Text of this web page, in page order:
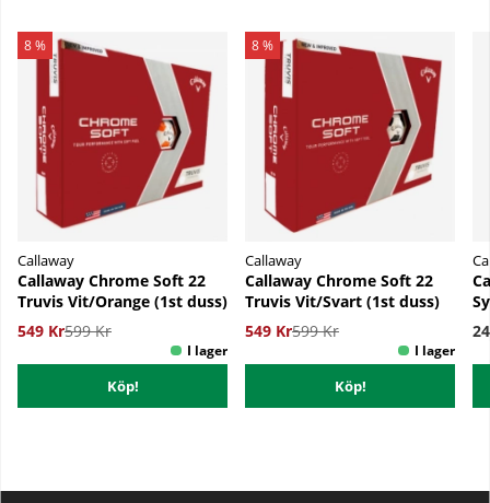
8 %
Callaway
Callaway Chrome Soft 22
Truvis Vit/Orange (1st duss)
549 Kr599 Kr
Köp!
8 %
Callaway
Callaway Chrome Soft 22
Truvis Vit/Svart (1st duss)
549 Kr599 Kr
Köp!